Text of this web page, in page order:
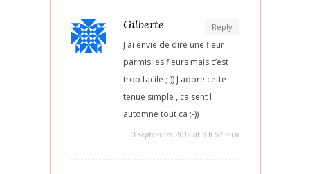
Reply
Gilberte
J ai envie de dire une fleur
parmis les fleurs mais c’est
trop facile ;-)) J adore cette
tenue simple , ca sent l
automne tout ca :-))
3 septembre 2012 at 9 h 52 min